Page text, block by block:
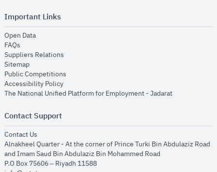
Important Links
Open Dataopens in new window
FAQs
Suppliers Relations
Sitemapopens in new window
Public Competitions
Accessibility Policyopens in new window
The National Unified Platform for Employment - Jadaratopens in new
Contact Support
Contact Us
Alnakheel Quarter - At the corner of Prince Turki Bin Abdulaziz Road
and Imam Saud Bin Abdulaziz Bin Mohammed Road​
P.O Box 75606 – Riyadh 11588